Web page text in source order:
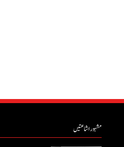
مشہور اشاعتیں